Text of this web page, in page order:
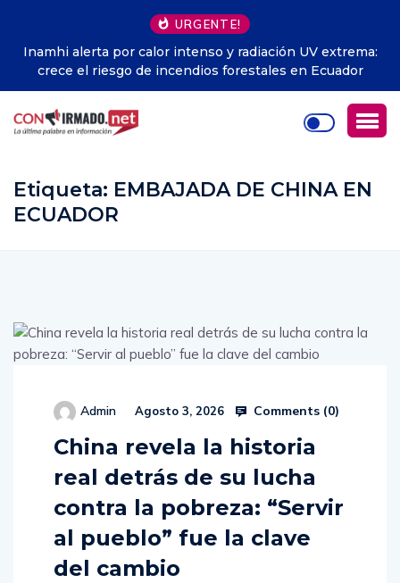
URGENTE!
Inamhi alerta por calor intenso y radiación UV extrema:
crece el riesgo de incendios forestales en Ecuador
Etiqueta: EMBAJADA DE CHINA EN
ECUADOR
Admin Agosto 3, 2026 Comments (0)
China revela la historia
real detrás de su lucha
contra la pobreza: “Servir
al pueblo” fue la clave
del cambio